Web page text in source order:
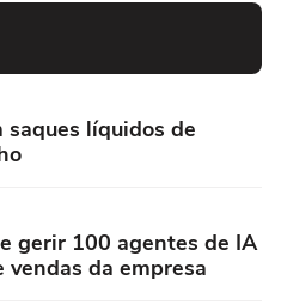
saques líquidos de
gerir 100 agentes de IA
da empresa